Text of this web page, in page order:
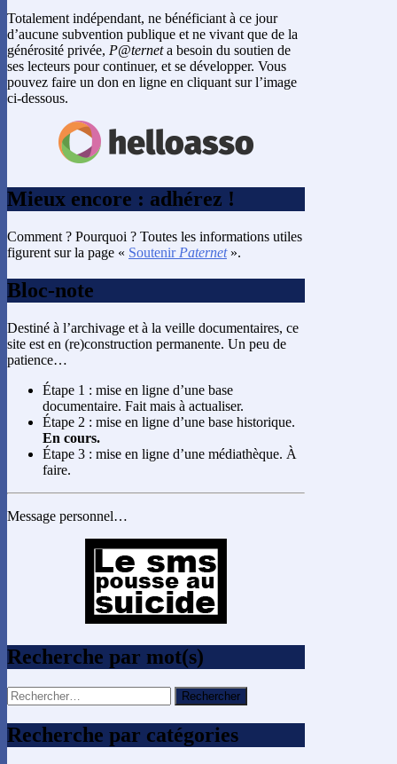
Totalement indépendant, ne bénéficiant à ce jour
d’aucune subvention publique et ne vivant que de la
générosité privée, P@terneta besoin du soutien de
ses lecteurs pour continuer, et se développer. Vous
pouvez faire un don en ligne en cliquant sur l’image
ci-dessous.
Mieux encore : adhérez !
Comment ? Pourquoi ? Toutes les informations utiles
figurent sur la page « Soutenir Paternet».
Bloc-note
Destiné à l’archivage et à la veille documentaires, ce
site est en (re)construction permanente. Un peu de
patience…
Étape 1 : mise en ligne d’une base
documentaire. Fait mais à actualiser.
Étape 2 : mise en ligne d’une base historique.
En cours.
Étape 3 : mise en ligne d’une médiathèque. À
faire.
Message personnel…
Recherche par mot(s)
Rechercher :
Recherche par catégories